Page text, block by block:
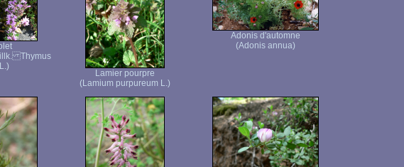
Thymus
Lamier pourpre
(Lamium purpureum L.)
Adonis d'automne
(Adonis annua)